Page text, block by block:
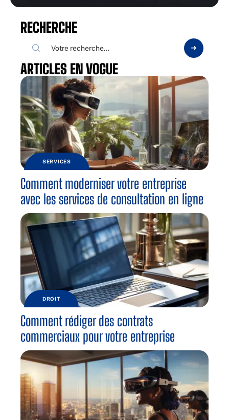
RECHERCHE
ARTICLES EN VOGUE
SERVICES
Comment moderniser votre entreprise
avec les services de consultation en ligne
DROIT
Comment rédiger des contrats
commerciaux pour votre entreprise